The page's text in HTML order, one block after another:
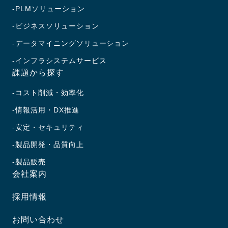
PLMソリューション
ビジネスソリューション
データマイニングソリューション
インフラシステムサービス
課題から探す
コスト削減・効率化
情報活用・DX推進
安定・セキュリティ
製品開発・品質向上
製品販売
会社案内
採用情報
お問い合わせ